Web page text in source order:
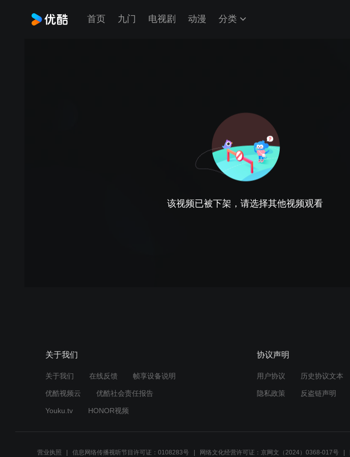
首页 九门 电视剧 动漫 分类
该视频已被下架，请选择其他视频观看
关于我们
关于我们 在线反馈 帧享设备说明
优酷视频云 优酷社会责任报告
Youku.tv HONOR视频
协议声明
用户协议 历史协议文本
隐私政策 反盗链声明
营业执照 信息网络传播视听节目许可证：0108283号 网络文化经营许可证：京网文（2024）0368-017号